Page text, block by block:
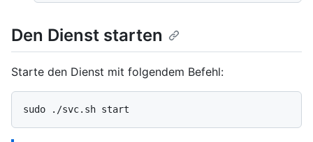
Den Dienst starten
Starte den Dienst mit folgendem Befehl: